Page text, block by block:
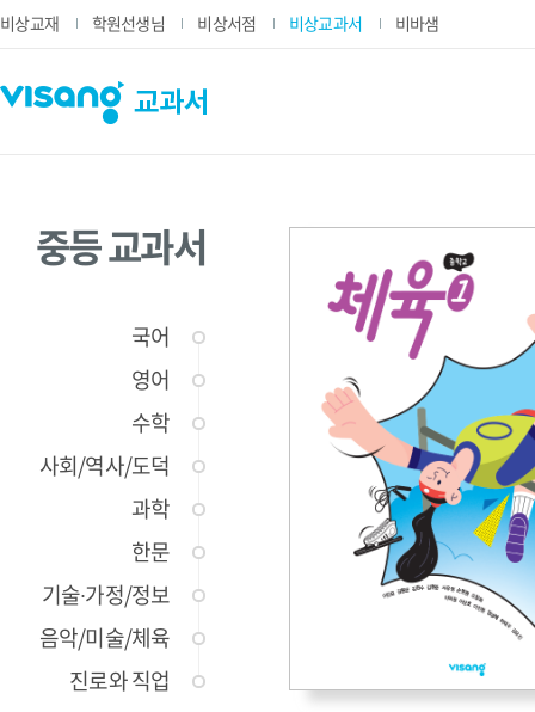
비상교재 학원선생님 비상서점 비상교과서 비바샘
중등 교과서
국어
영어
수학
사회/역사/도덕
과학
한문
기술∙가정/정보
음악/미술/체육
진로와 직업